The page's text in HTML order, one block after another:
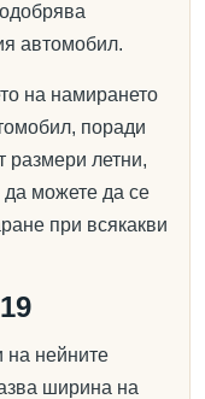
автомобил.
на намирането
поради
размери летни,
да можете да се
при всякакви
на нейните
ширина на